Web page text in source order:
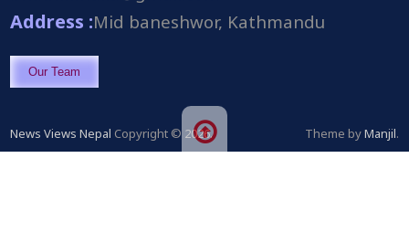
Address :Mid baneshwor, Kathmandu
Our Team
News Views Nepal Copyright © 2026. Theme byManjil.